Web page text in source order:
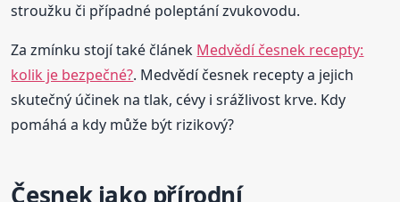
stroužku či případné poleptání zvukovodu.
Za zmínku stojí také článek Medvědí česnek recepty:
kolik je bezpečné?. Medvědí česnek recepty a jejich
skutečný účinek na tlak, cévy i srážlivost krve. Kdy
pomáhá a kdy může být rizikový?
Česnek jako přírodní